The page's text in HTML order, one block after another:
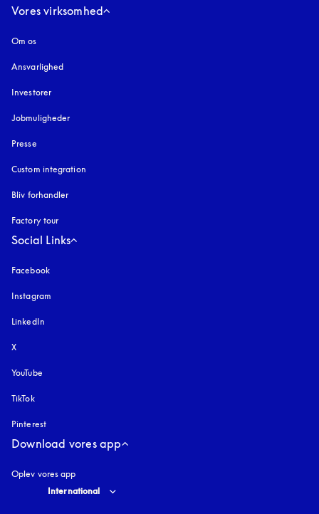
Vores virksomhed
Om os
Ansvarlighed
Investorer
Jobmuligheder
Presse
Custom integration
Bliv forhandler
Factory tour
Social Links
Facebook
Instagram
LinkedIn
X
YouTube
TikTok
Pinterest
Download vores app
Oplev vores app
Select country and language
International